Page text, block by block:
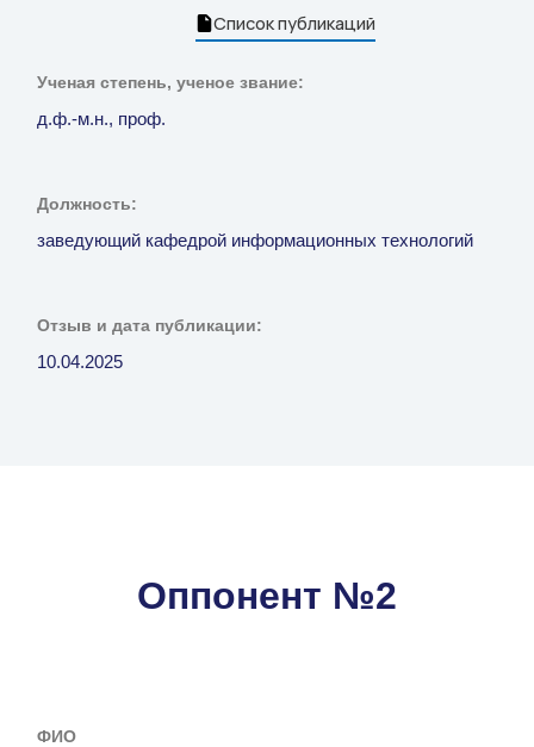
Список публикаций
Ученая степень, ученое звание:
д.ф.-м.н., проф.
Должность:
заведующий кафедрой информационных технологий
Отзыв и дата публикации:
10.04.2025
Оппонент №2
ФИО